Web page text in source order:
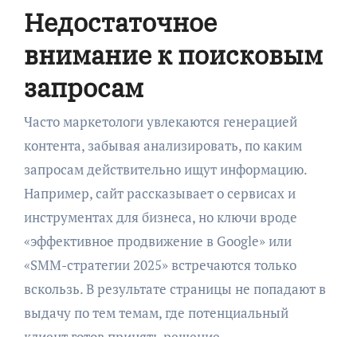
Недостаточное
внимание к поисковым
запросам
Часто маркетологи увлекаются генерацией
контента, забывая анализировать, по каким
запросам действительно ищут информацию.
Например, сайт рассказывает о сервисах и
инструментах для бизнеса, но ключи вроде
«эффективное продвижение в Google» или
«SMM-стратегии 2025» встречаются только
вскользь. В результате страницы не попадают в
выдачу по тем темам, где потенциальный